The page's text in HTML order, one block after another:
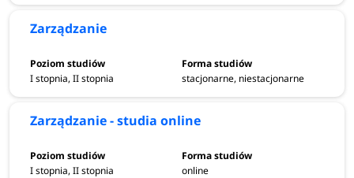
Zarządzanie
I stopnia, II stopnia stacjonarne, niestacjonarne
Zarządzanie - studia online
I stopnia, II stopnia online